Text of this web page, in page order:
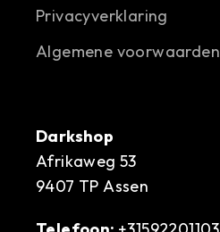
Privacyverklaring
Algemene voorwaarden
Darkshop
Afrikaweg 53
9407 TP Assen